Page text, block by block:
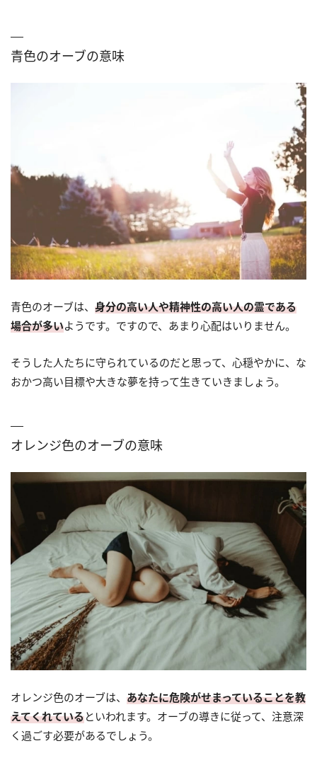
青色のオーブの意味
青色のオーブは、 身分の高い人や精神性の高い人の霊である
場合が多いようです。ですので、あまり心配はいりません。
そうした人たちに守られているのだと思って、心穏やかに、な
おかつ高い目標や大きな夢を持って生きていきましょう。
オレンジ色のオーブの意味
オレンジ色のオーブは、 あなたに危険がせまっていることを教
えてくれているといわれます。オーブの導きに従って、注意深
く過ごす必要があるでしょう。